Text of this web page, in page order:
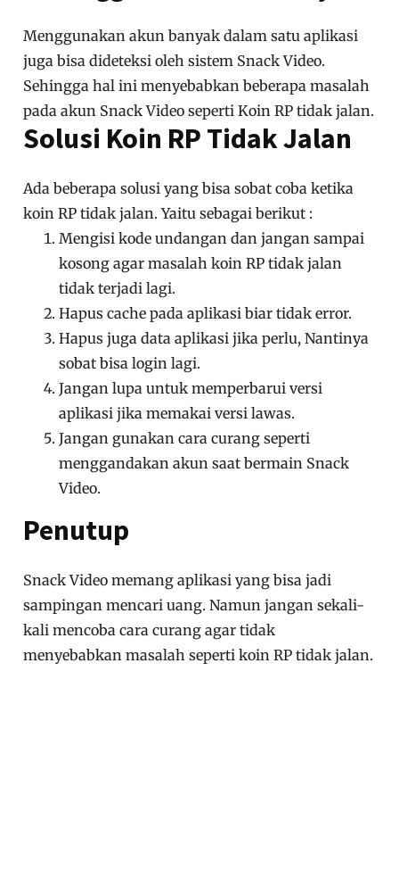
Menggunakan akun banyak dalam satu aplikasi
juga bisa dideteksi oleh sistem Snack Video.
Sehingga hal ini menyebabkan beberapa masalah
pada akun Snack Video seperti Koin RP tidak jalan.
Solusi Koin RP Tidak Jalan
Ada beberapa solusi yang bisa sobat coba ketika
koin RP tidak jalan. Yaitu sebagai berikut :
Mengisi kode undangan dan jangan sampai
kosong agar masalah koin RP tidak jalan
tidak terjadi lagi.
Hapus cache pada aplikasi biar tidak error.
Hapus juga data aplikasi jika perlu, Nantinya
sobat bisa login lagi.
Jangan lupa untuk memperbarui versi
aplikasi jika memakai versi lawas.
Jangan gunakan cara curang seperti
menggandakan akun saat bermain Snack
Video.
Penutup
Snack Video memang aplikasi yang bisa jadi
sampingan mencari uang. Namun jangan sekali-
kali mencoba cara curang agar tidak
menyebabkan masalah seperti koin RP tidak jalan.